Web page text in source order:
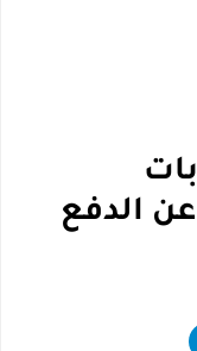
الدفع